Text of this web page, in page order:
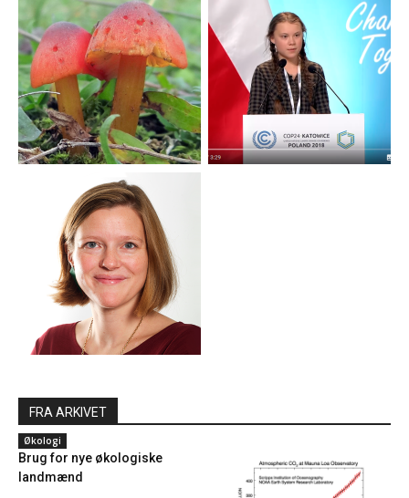
FRA ARKIVET
Økologi
Brug for nye økologiske
landmænd